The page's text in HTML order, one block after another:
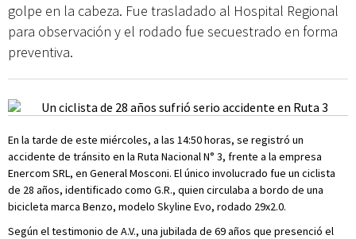
golpe en la cabeza. Fue trasladado al Hospital Regional
para observación y el rodado fue secuestrado en forma
preventiva.
En la tarde de este miércoles, a las 14:50 horas, se registró un
accidente de tránsito en la Ruta Nacional N° 3, frente a la empresa
Enercom SRL, en General Mosconi. El único involucrado fue un ciclista
de 28 años, identificado como G.R., quien circulaba a bordo de una
bicicleta marca Benzo, modelo Skyline Evo, rodado 29x2.0.
Según el testimonio de A.V., una jubilada de 69 años que presenció el